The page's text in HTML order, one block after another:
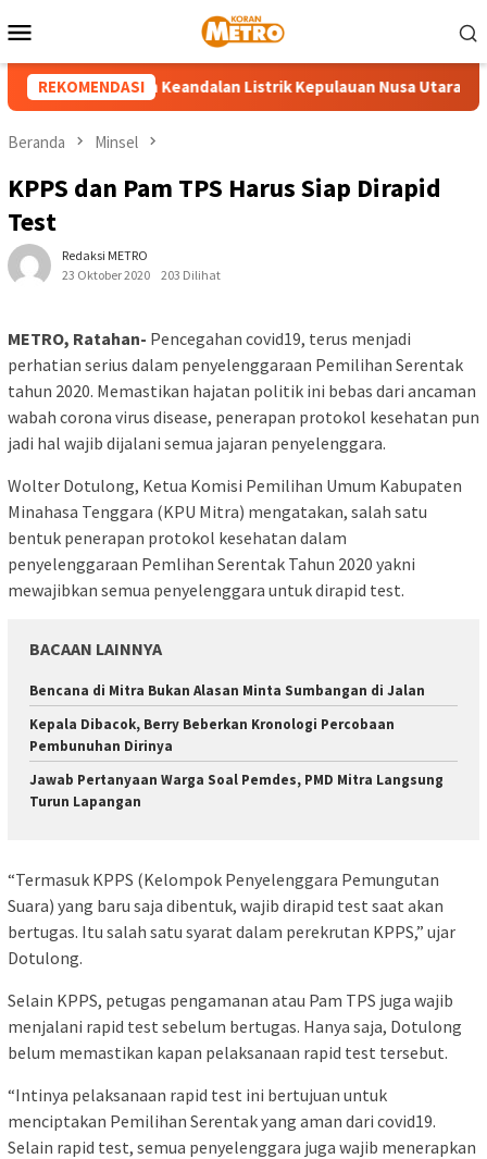
ke
Mobile
REKOMENDASI
Pastikan Keandalan Listrik Kepulauan Nusa Utara Jelang
Beranda Minsel
KPPS dan Pam TPS Harus Siap Dirapid
Test
Redaksi METRO
23 Oktober 2020
203 Dilihat
METRO, Ratahan- Pencegahan covid19, terus menjadi
perhatian serius dalam penyelenggaraan Pemilihan Serentak
tahun 2020. Memastikan hajatan politik ini bebas dari ancaman
wabah corona virus disease, penerapan protokol kesehatan pun
jadi hal wajib dijalani semua jajaran penyelenggara.
Wolter Dotulong, Ketua Komisi Pemilihan Umum Kabupaten
Minahasa Tenggara (KPU Mitra) mengatakan, salah satu
bentuk penerapan protokol kesehatan dalam
penyelenggaraan Pemlihan Serentak Tahun 2020 yakni
mewajibkan semua penyelenggara untuk dirapid test.
BACAAN LAINNYA
Bencana di Mitra Bukan Alasan Minta Sumbangan di Jalan
Kepala Dibacok, Berry Beberkan Kronologi Percobaan
Pembunuhan Dirinya
Jawab Pertanyaan Warga Soal Pemdes, PMD Mitra Langsung
Turun Lapangan
“Termasuk KPPS (Kelompok Penyelenggara Pemungutan
Suara) yang baru saja dibentuk, wajib dirapid test saat akan
bertugas. Itu salah satu syarat dalam perekrutan KPPS,” ujar
Dotulong.
Selain KPPS, petugas pengamanan atau Pam TPS juga wajib
menjalani rapid test sebelum bertugas. Hanya saja, Dotulong
belum memastikan kapan pelaksanaan rapid test tersebut.
“Intinya pelaksanaan rapid test ini bertujuan untuk
menciptakan Pemilihan Serentak yang aman dari covid19.
Selain rapid test, semua penyelenggara juga wajib menerapkan